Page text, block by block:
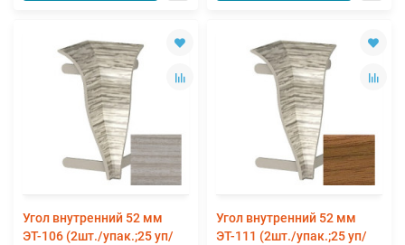
Угол внутренний 52 мм
ЭТ-106 (2шт./упак.;25 уп/
Угол внутренний 52 мм
ЭТ-111 (2шт./упак.;25 уп/